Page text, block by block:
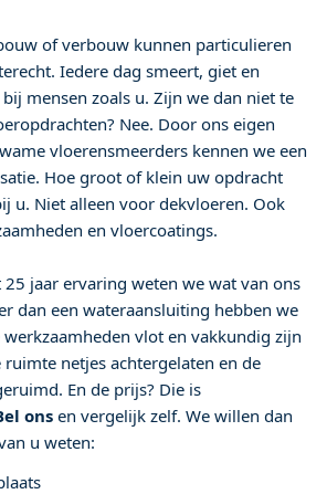
of verbouw kunnen particulieren
Iedere dag smeert, giet en
mensen zoals u. Zijn we dan niet te
Nee. Door ons eigen
vloerensmeerders kennen we een
Hoe groot of klein uw opdracht
u. Niet alleen voor dekvloeren. Ook
en vloercoatings.
25 jaar ervaring weten we wat van ons
dan een wateraansluiting hebben we
vlot en vakkundig zijn
netjes achtergelaten en de
En de prijs? Die is
ons en vergelijk zelf. We willen dan
u weten: